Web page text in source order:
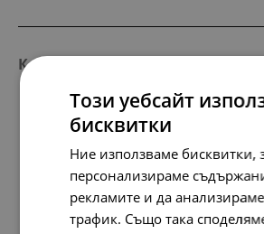
Комбинирай с тези продукти
Този уебсайт
бисквитки
Ние използваме бисквитки,
персонализираме
рекламите и да
трафик. Също така